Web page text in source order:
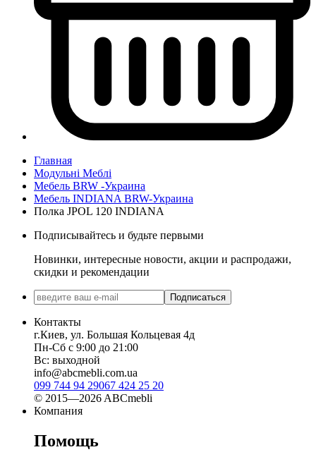
Главная
Модульні Меблі
Мебель BRW -Украина
Мебель INDIANA BRW-Украина
Полка JPOL 120 INDIANA
Подписывайтесь и будьте первыми
Новинки, интересные новости, акции и распродажи,
скидки и рекомендации
Подписаться
Контакты
г.Киев, ул. Большая Кольцевая 4д
Пн-Сб с 9:00 до 21:00
Вс: выходной
info@abcmebli.com.ua
099 744 94 29067 424 25 20
© 2015—2026 ABCmebli
Компания
Помощь